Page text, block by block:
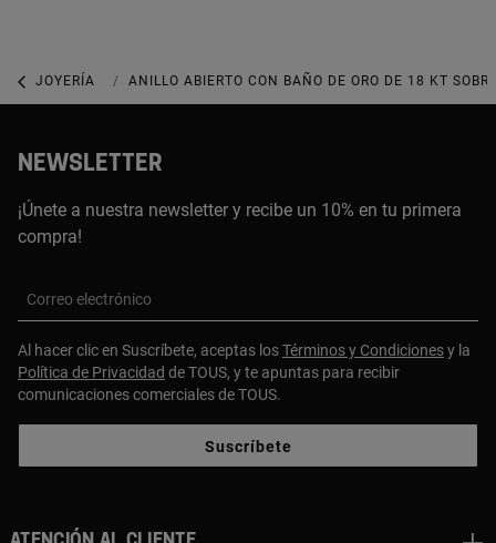
JOYERÍA JOYAS DE PLATA 925
ANILLO ABIERTO CON BAÑO DE ORO DE 18 KT
NEWSLETTER
¡Únete a nuestra newsletter y recibe un 10% en tu primera
compra!
Correo electrónico
Al hacer clic en Suscríbete, aceptas losTérminos y Condicionesy la
Política de Privacidad de TOUS, y te apuntas para recibir
comunicaciones comerciales de TOUS.
Suscríbete